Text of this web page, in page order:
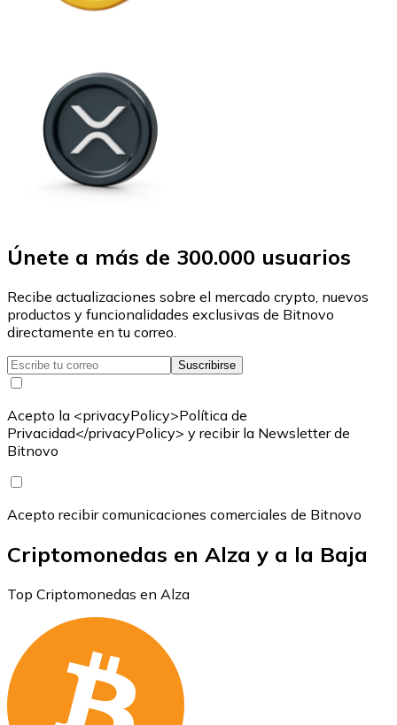
Únete a más de 300.000 usuarios
Recibe actualizaciones sobre el mercado crypto, nuevos
productos y funcionalidades exclusivas de Bitnovo
directamente en tu correo.
Suscribirse
Acepto la <privacyPolicy>Política de
Privacidad</privacyPolicy> y recibir la Newsletter de
Bitnovo
Acepto recibir comunicaciones comerciales de Bitnovo
Criptomonedas en Alza y a la Baja
Top Criptomonedas en Alza